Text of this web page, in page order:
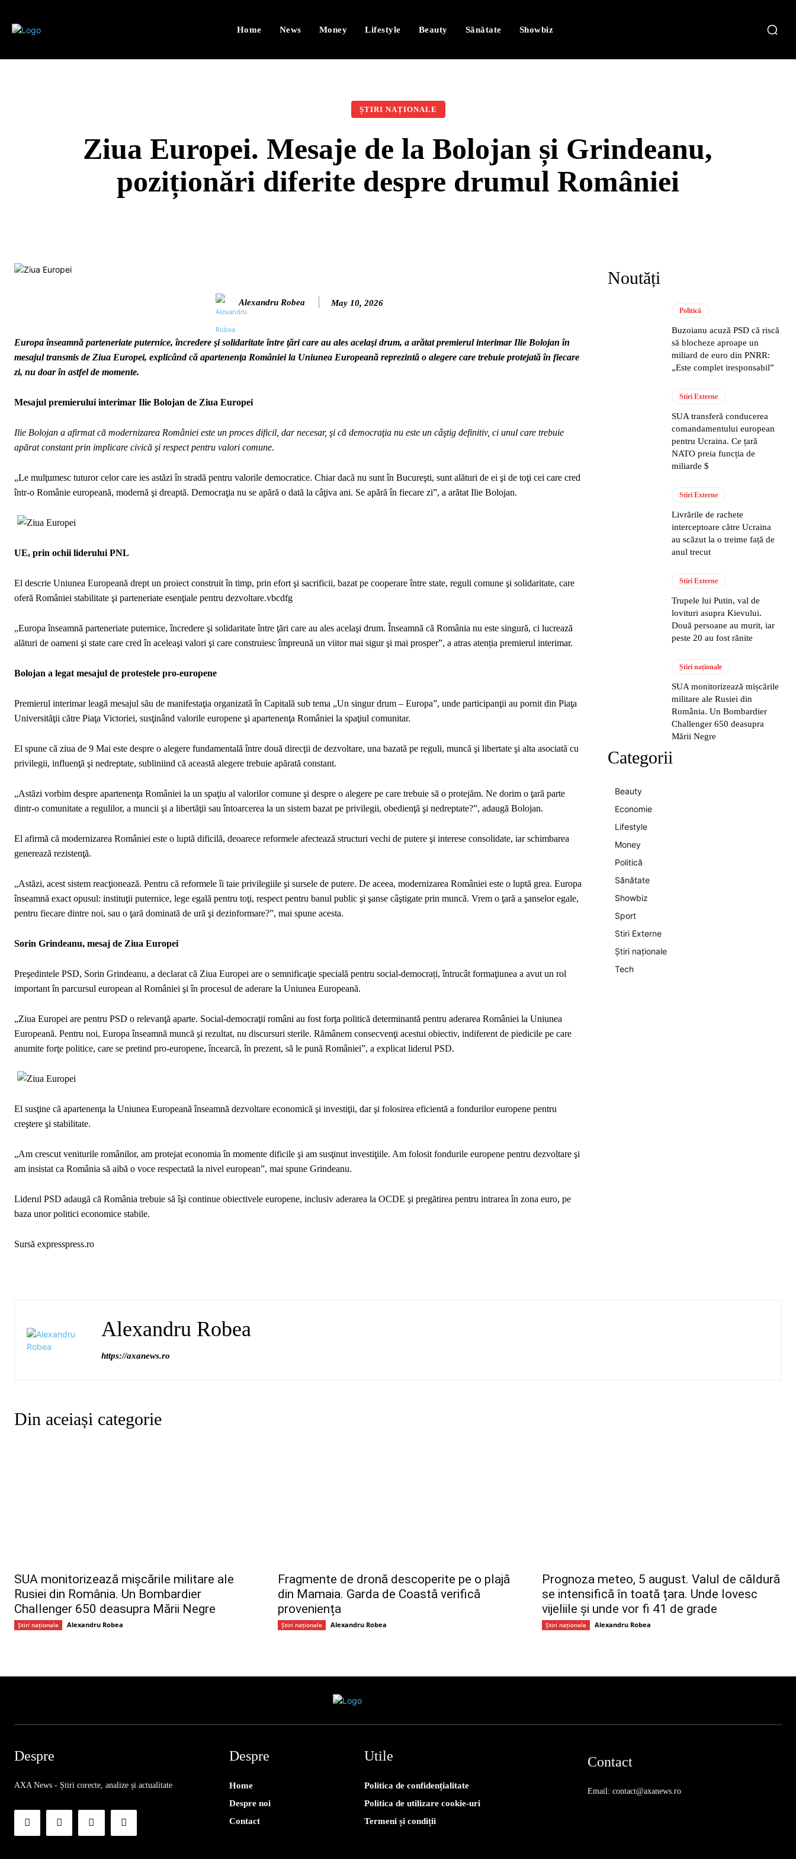
Home News Money Lifestyle Beauty Sănătate Showbiz
ȘTIRI NAȚIONALE
Ziua Europei. Mesaje de la Bolojan și Grindeanu,
poziționări diferite despre drumul României
Alexandru Robea May 10, 2026
Europa înseamnă parteneriate puternice, încredere şi solidaritate între ţări care au ales acelaşi drum, a arătat premierul interimar Ilie Bolojan în
mesajul transmis de Ziua Europei, explicând că apartenenţa României la Uniunea Europeană reprezintă o alegere care trebuie protejată în fiecare
zi, nu doar în astfel de momente.
Mesajul premierului interimar Ilie Bolojan de Ziua Europei
Ilie Bolojan a afirmat că modernizarea României este un proces dificil, dar necesar, şi că democraţia nu este un câştig definitiv, ci unul care trebuie
apărat constant prin implicare civică şi respect pentru valori comune.
„Le mulţumesc tuturor celor care ies astăzi în stradă pentru valorile democratice. Chiar dacă nu sunt în Bucureşti, sunt alături de ei şi de toţi cei care cred
într-o Românie europeană, modernă şi dreaptă. Democraţia nu se apără o dată la câţiva ani. Se apără în fiecare zi”, a arătat Ilie Bolojan.
UE, prin ochii liderului PNL
El descrie Uniunea Europeană drept un proiect construit în timp, prin efort şi sacrificii, bazat pe cooperare între state, reguli comune şi solidaritate, care
oferă României stabilitate şi parteneriate esenţiale pentru dezvoltare.vbcdfg
„Europa înseamnă parteneriate puternice, încredere şi solidaritate între ţări care au ales acelaşi drum. Înseamnă că România nu este singură, ci lucrează
alături de oameni şi state care cred în aceleaşi valori şi care construiesc împreună un viitor mai sigur şi mai prosper”, a atras atenția premierul interimar.
Bolojan a legat mesajul de protestele pro-europene
Premierul interimar leagă mesajul său de manifestaţia organizată în Capitală sub tema „Un singur drum – Europa”, unde participanţii au pornit din Piaţa
Universităţii către Piaţa Victoriei, susţinând valorile europene şi apartenenţa României la spaţiul comunitar.
El spune că ziua de 9 Mai este despre o alegere fundamentală între două direcţii de dezvoltare, una bazată pe reguli, muncă şi libertate şi alta asociată cu
privilegii, influenţă şi nedreptate, subliniind că această alegere trebuie apărată constant.
„Astăzi vorbim despre apartenenţa României la un spaţiu al valorilor comune şi despre o alegere pe care trebuie să o protejăm. Ne dorim o ţară parte
dintr-o comunitate a regulilor, a muncii şi a libertăţii sau întoarcerea la un sistem bazat pe privilegii, obedienţă şi nedreptate?”, adaugă Bolojan.
El afirmă că modernizarea României este o luptă dificilă, deoarece reformele afectează structuri vechi de putere şi interese consolidate, iar schimbarea
generează rezistenţă.
„Astăzi, acest sistem reacţionează. Pentru că reformele îi taie privilegiile şi sursele de putere. De aceea, modernizarea României este o luptă grea. Europa
înseamnă exact opusul: instituţii puternice, lege egală pentru toţi, respect pentru banul public şi şanse câştigate prin muncă. Vrem o ţară a şanselor egale,
pentru fiecare dintre noi, sau o ţară dominată de ură şi dezinformare?”, mai spune acesta.
Sorin Grindeanu, mesaj de Ziua Europei
Preşedintele PSD, Sorin Grindeanu, a declarat că Ziua Europei are o semnificaţie specială pentru social-democrați, întrucât formaţiunea a avut un rol
important în parcursul european al României şi în procesul de aderare la Uniunea Europeană.
„Ziua Europei are pentru PSD o relevanţă aparte. Social-democraţii români au fost forţa politică determinantă pentru aderarea României la Uniunea
Europeană. Pentru noi, Europa înseamnă muncă şi rezultat, nu discursuri sterile. Rămânem consecvenţi acestui obiectiv, indiferent de piedicile pe care
anumite forţe politice, care se pretind pro-europene, încearcă, în prezent, să le pună României”, a explicat liderul PSD.
El susţine că apartenenţa la Uniunea Europeană înseamnă dezvoltare economică şi investiţii, dar şi folosirea eficientă a fondurilor europene pentru
creştere şi stabilitate.
„Am crescut veniturile românilor, am protejat economia în momente dificile şi am susţinut investiţiile. Am folosit fondurile europene pentru dezvoltare şi
am insistat ca România să aibă o voce respectată la nivel european”, mai spune Grindeanu.
Liderul PSD adaugă că România trebuie să îşi continue obiectivele europene, inclusiv aderarea la OCDE şi pregătirea pentru intrarea în zona euro, pe
baza unor politici economice stabile.
Sursă expresspress.ro
Noutăți
Politică
Buzoianu acuză PSD că riscă
să blocheze aproape un
miliard de euro din PNRR:
„Este complet iresponsabil”
Stiri Externe
SUA transferă conducerea
comandamentului european
pentru Ucraina. Ce țară
NATO preia funcția de
miliarde $
Stiri Externe
Livrările de rachete
interceptoare către Ucraina
au scăzut la o treime față de
anul trecut
Stiri Externe
Trupele lui Putin, val de
lovituri asupra Kievului.
Două persoane au murit, iar
peste 20 au fost rănite
Știri naționale
SUA monitorizează mișcările
militare ale Rusiei din
România. Un Bombardier
Challenger 650 deasupra
Mării Negre
Categorii
Beauty
Economie
Lifestyle
Money
Politică
Sănătate
Showbiz
Sport
Stiri Externe
Știri naționale
Tech
Alexandru Robea
https://axanews.ro
Din aceiași categorie
SUA monitorizează mișcările militare ale
Rusiei din România. Un Bombardier
Challenger 650 deasupra Mării Negre
Știri naționale Alexandru Robea
Fragmente de dronă descoperite pe o plajă
din Mamaia. Garda de Coastă verifică
proveniența
Știri naționale Alexandru Robea
Prognoza meteo, 5 august. Valul de căldură
se intensifică în toată țara. Unde lovesc
vijeliile și unde vor fi 41 de grade
Știri naționale Alexandru Robea
Despre
AXA News - Știri corecte, analize și actualitate
Despre
Home
Despre noi
Contact
Utile
Politica de confidențialitate
Politica de utilizare cookie-uri
Termeni și condiții
Contact
Email: contact@axanews.ro